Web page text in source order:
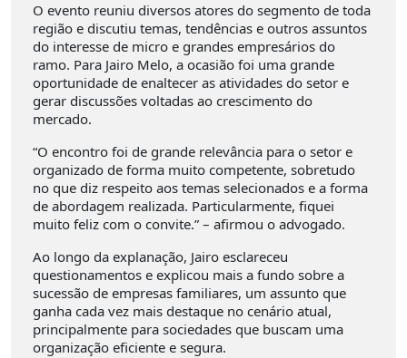
O evento reuniu diversos atores do segmento de toda
região e discutiu temas, tendências e outros assuntos
do interesse de micro e grandes empresários do
ramo. Para Jairo Melo, a ocasião foi uma grande
oportunidade de enaltecer as atividades do setor e
gerar discussões voltadas ao crescimento do
mercado.
“O encontro foi de grande relevância para o setor e
organizado de forma muito competente, sobretudo
no que diz respeito aos temas selecionados e a forma
de abordagem realizada. Particularmente, fiquei
muito feliz com o convite.” – afirmou o advogado.
Ao longo da explanação, Jairo esclareceu
questionamentos e explicou mais a fundo sobre a
sucessão de empresas familiares, um assunto que
ganha cada vez mais destaque no cenário atual,
principalmente para sociedades que buscam uma
organização eficiente e segura.